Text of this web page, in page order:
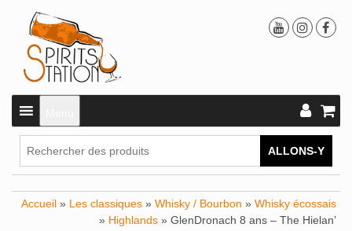
ALLONS-Y
Accueil » Les classiques » Whisky / Bourbon » Whisky écossais
» Highlands » GlenDronach 8 ans – The Hielan’